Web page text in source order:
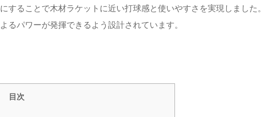
することで木材ラケットに近い打球感と使いやすさを実現しました。
るパワーが発揮できるよう設計されています。
目次